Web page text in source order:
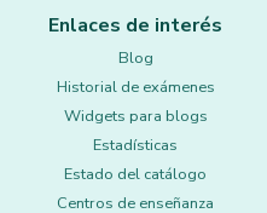
Enlaces de interés
Blog
Historial de exámenes
Widgets para blogs
Estadísticas
Estado del catálogo
Centros de enseñanza